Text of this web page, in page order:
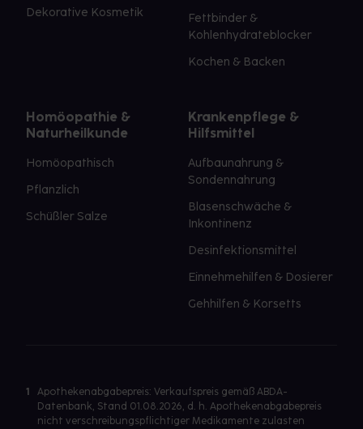
Dekorative Kosmetik
Fettbinder &
Kohlenhydrateblocker
Kochen & Backen
Homöopathie &
Naturheilkunde
Homöopathisch
Pflanzlich
Schüßler Salze
Krankenpflege &
Hilfsmittel
Aufbaunahrung &
Sondennahrung
Blasenschwäche &
Inkontinenz
Desinfektionsmittel
Einnehmehilfen & Dosierer
Gehhilfen & Korsetts
1
Apothekenabgabepreis: Verkaufspreis gemäß ABDA-
Datenbank, Stand 01.08.2026, d. h. Apothekenabgabepreis
nicht verschreibungspflichtiger Medikamente zulasten